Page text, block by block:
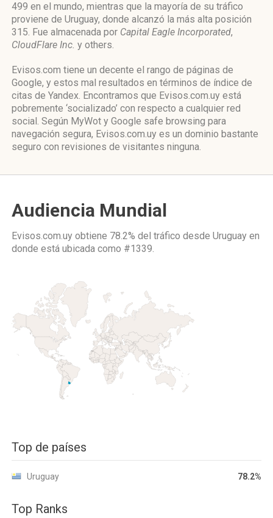
499 en el mundo, mientras que la mayoría de su tráfico
proviene de Uruguay, donde alcanzó la más alta posición
315. Fue almacenada por Capital Eagle Incorporated,
CloudFlare Inc. y others.
Evisos.com tiene un decente el rango de páginas de
Google, y estos mal resultados en términos de índice de
citas de Yandex. Encontramos que Evisos.com.uy está
pobremente ‘socializado’ con respecto a cualquier red
social. Según MyWot y Google safe browsing para
navegación segura, Evisos.com.uy es un dominio bastante
seguro con revisiones de visitantes ninguna.
Audiencia Mundial
Evisos.com.uy obtiene 78.2% del tráfico desde Uruguay en
donde está ubicada como #1339.
Top de países
Uruguay 78.2%
Top Ranks